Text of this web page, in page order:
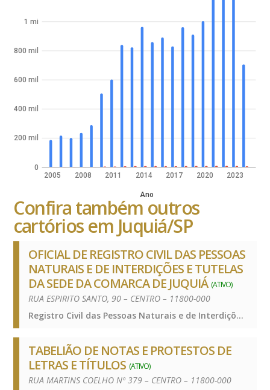
2005 2008 2011 2014 2017 2020 2023
Ano
0
200 mil
400 mil
600 mil
800 mil
1 mi
Confira também outros
cartórios em Juquiá/SP
OFICIAL DE REGISTRO CIVIL DAS PESSOAS
NATURAIS E DE INTERDIÇÕES E TUTELAS
DA SEDE DA COMARCA DE JUQUIÁ (ATIVO)
RUA ESPIRITO SANTO, 90 – CENTRO – 11800-000
Registro Civil das Pessoas Naturais e de Interdições e Tutelas, Registro Civil das Pessoas Naturais e de Interdições e Tutelas, Registro Civil das Pessoas Naturais e de Interdições e Tutelas
TABELIÃO DE NOTAS E PROTESTOS DE
LETRAS E TÍTULOS (ATIVO)
RUA MARTINS COELHO Nº 379 – CENTRO – 11800-000